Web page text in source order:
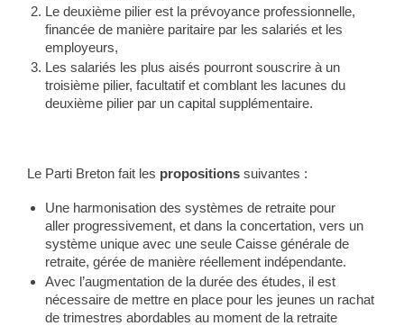
Le deuxième pilier est la prévoyance professionnelle,
financée de manière paritaire par les salariés et les
employeurs,
Les salariés les plus aisés pourront souscrire à un
troisième pilier, facultatif et comblant les lacunes du
deuxième pilier par un capital supplémentaire.
Le Parti Breton fait les propositions suivantes :
Une harmonisation des systèmes de retraite pour
aller progressivement, et dans la concertation, vers un
système unique avec une seule Caisse générale de
retraite, gérée de manière réellement indépendante.
Avec l’augmentation de la durée des études, il est
nécessaire de mettre en place pour les jeunes un rachat
de trimestres abordables au moment de la retraite